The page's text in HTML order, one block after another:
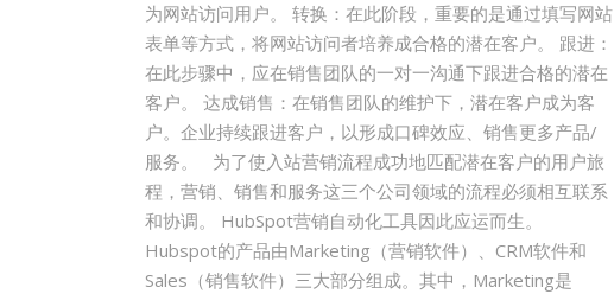
为网站访问用户。 转换：在此阶段，重要的是通过填写网站
表单等方式，将网站访问者培养成合格的潜在客户。 跟进：
在此步骤中，应在销售团队的一对一沟通下跟进合格的潜在
客户。 达成销售：在销售团队的维护下，潜在客户成为客
户。企业持续跟进客户，以形成口碑效应、销售更多产品/
服务。 为了使入站营销流程成功地匹配潜在客户的用户旅
程，营销、销售和服务这三个公司领域的流程必须相互联系
和协调。 HubSpot营销自动化工具因此应运而生。
Hubspot的产品由Marketing（营销软件）、CRM软件和
Sales（销售软件）三大部分组成。其中，Marketing是